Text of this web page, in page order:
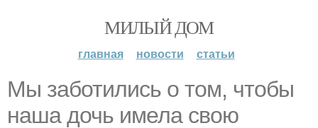
МИЛЫЙ ДОМ
главная новости статьи
Мы заботились о том, чтобы
наша дочь имела свою